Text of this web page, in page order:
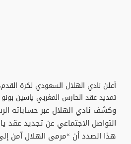
أعلن نادي الهلال السعودي لكرة
تمديد عقد الحارس المغربي ياسين بونو
وكشف نادي الهلال عبر حساباته
التواصل الاجتماعي عن تجديد عقد
هذا الصدد أن “مرمى الهلال آمن إلى